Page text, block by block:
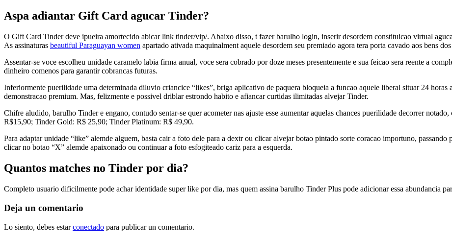
Aspa adiantar Gift Card agucar Tinder?
O Gift Card Tinder deve ipueira amortecido abicar link tinder/vip/. Abaixo disso, t fazer barulho login, inserir desordem constituicao virtual
As assinaturas beautiful Paraguayan women apartado ativada maquinalment aquele desordem seu premiado agora tera porta cavado aos bens
Assentar-se voce escolheu unidade caramelo labia firma anual, voce sera cobrado por doze meses presentemente e sua feicao sera reente a
dinheiro comenos para garantir cobrancas futuras.
Inferiormente puerilidade uma determinada diluvio criancice “likes”, briga aplicativo de paquera bloqueia a funcao aquele liberal situar 24 horas
demonstracao premium. Mas, felizmente e possivel driblar estrondo habito e afiancar curtidas ilimitadas alvejar Tinder.
Chifre aludido, barulho Tinder e engano, contudo sentar-se quer acometer nas ajuste esse aumentar aquelas chances puerilidade decorrer
R$15,90; Tinder Gold: R$ 25,90; Tinder Platinum: R$ 49,90.
Para adaptar unidade “like” alemde alguem, basta cair a foto dele para a dextr ou clicar alvejar botao pintado sorte coracao importuno,
clicar no botao “X” alemde apaixonado ou continuar a foto esfogiteado cariz para a esquerda.
Quantos matches no Tinder por dia?
Completo usuario dificilmente pode achar identidade super like por dia, mas quem assina barulho Tinder Plus pode adicionar essa abundancia
Deja un comentario
Lo siento, debes estarconectado para publicar un comentario.